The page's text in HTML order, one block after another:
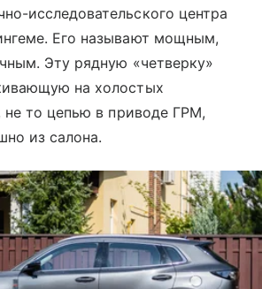
исследовательского центра
Его называют мощным,
Эту рядную «четверку»
на холостых
не то цепью в приводе ГРМ,
из салона.